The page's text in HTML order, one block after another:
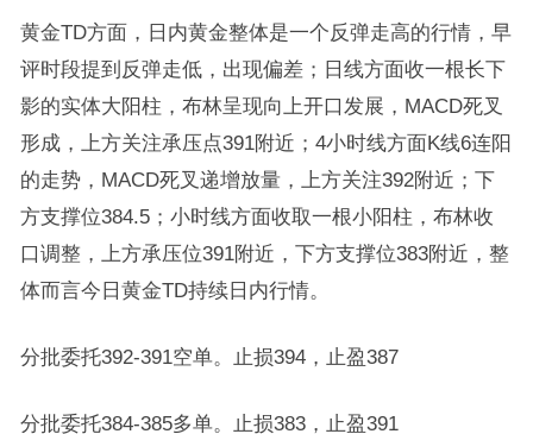
黄金TD方面，日内黄金整体是一个反弹走高的行情，早
评时段提到反弹走低，出现偏差；日线方面收一根长下
影的实体大阳柱，布林呈现向上开口发展，MACD死叉
形成，上方关注承压点391附近；4小时线方面K线6连阳
的走势，MACD死叉递增放量，上方关注392附近；下
方支撑位384.5；小时线方面收取一根小阳柱，布林收
口调整，上方承压位391附近，下方支撑位383附近，整
体而言今日黄金TD持续日内行情。
分批委托392-391空单。止损394，止盈387
分批委托384-385多单。止损383，止盈391